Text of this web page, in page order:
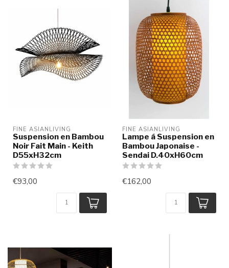
FINE ASIANLIVING
Suspension en Bambou
Noir Fait Main - Keith
D55xH32cm
€93,00
FINE ASIANLIVING
Lampe á Suspension en
Bambou Japonaise -
Sendai D.40xH60cm
€162,00